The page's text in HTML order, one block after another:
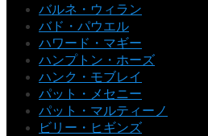
バルネ・ウィラン
バド・パウエル
ハワード・マギー
ハンプトン・ホーズ
ハンク・モブレイ
パット・メセニー
パット・マルティーノ
ビリー・ヒギンズ